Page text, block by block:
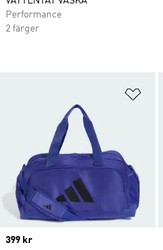
Performance
2 färger
Price
399 kr